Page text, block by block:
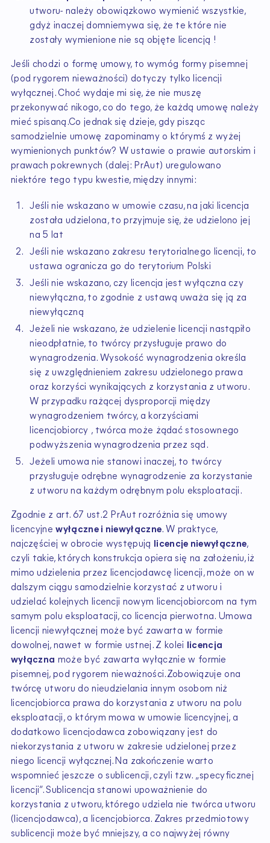
utworu- należy obowiązkowo wymienić wszystkie,
gdyż inaczej domniemywa się, że te które nie
zostały wymienione nie są objęte licencją !
Jeśli chodzi o formę umowy, to wymóg formy pisemnej
(pod rygorem nieważności) dotyczy tylko licencji
wyłącznej. Choć wydaje mi się, że nie muszę
przekonywać nikogo, co do tego, że każdą umowę należy
mieć spisaną.Co jednak się dzieje, gdy pisząc
samodzielnie umowę zapominamy o którymś z wyżej
wymienionych punktów? W ustawie o prawie autorskim i
prawach pokrewnych (dalej: PrAut) uregulowano
niektóre tego typu kwestie, między innymi:
Jeśli nie wskazano w umowie czasu, na jaki licencja
została udzielona, to przyjmuje się, że udzielono jej
na 5 lat
Jeśli nie wskazano zakresu terytorialnego licencji, to
ustawa ogranicza go do terytorium Polski
Jeśli nie wskazano, czy licencja jest wyłączna czy
niewyłączna, to zgodnie z ustawą uważa się ją za
niewyłączną
Jeżeli nie wskazano, że udzielenie licencji nastąpiło
nieodpłatnie, to twórcy przysługuje prawo do
wynagrodzenia. Wysokość wynagrodzenia określa
się z uwzględnieniem zakresu udzielonego prawa
oraz korzyści wynikających z korzystania z utworu.
W przypadku rażącej dysproporcji między
wynagrodzeniem twórcy, a korzyściami
licencjobiorcy , twórca może żądać stosownego
podwyższenia wynagrodzenia przez sąd.
Jeżeli umowa nie stanowi inaczej, to twórcy
przysługuje odrębne wynagrodzenie za korzystanie
z utworu na każdym odrębnym polu eksploatacji.
Zgodnie z art. 67 ust.2 PrAut rozróżnia się umowy
licencyjnewyłączne i niewyłączne. W praktyce,
najczęściej w obrocie występują
licencje niewyłączne,
czyli takie, których konstrukcja opiera się na założeniu, iż
mimo udzielenia przez licencjodawcę licencji, może on w
dalszym ciągu samodzielnie korzystać z utworu i
udzielać kolejnych licencji nowym licencjobiorcom na tym
samym polu eksploatacji, co licencja pierwotna. Umowa
licencji niewyłącznej może być zawarta w formie
dowolnej, nawet w formie ustnej. Z kolei
licencja
wyłączna może być zawarta wyłącznie w formie
pisemnej, pod rygorem nieważności.Zobowiązuje ona
twórcę utworu do nieudzielania innym osobom niż
licencjobiorca prawa do korzystania z utworu na polu
eksploatacji, o którym mowa w umowie licencyjnej, a
dodatkowo licencjodawca zobowiązany jest do
niekorzystania z utworu w zakresie udzielonej przez
niego licencji wyłącznej.Na zakończenie warto
wspomnieć jeszcze o sublicencji, czyli tzw. „specyficznej
licencji”. Sublicencja stanowi upoważnienie do
korzystania z utworu, którego udziela nie twórca utworu
(licencjodawca), a licencjobiorca. Zakres przedmiotowy
sublicencji może być mniejszy, a co najwyżej równy